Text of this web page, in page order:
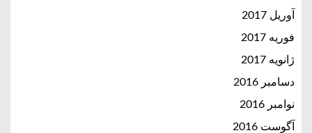
آوریل 2017
فوریه 2017
ژانویه 2017
دسامبر 2016
نوامبر 2016
آگوست 2016